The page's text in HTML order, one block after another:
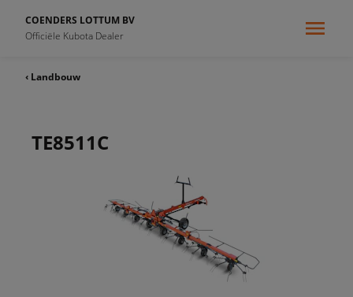
COENDERS LOTTUM BV
Officiële Kubota Dealer
‹ Landbouw
TE8511C